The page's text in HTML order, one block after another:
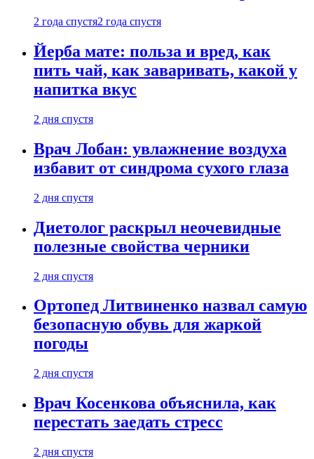
2 года спустя2 года спустя
Йерба мате: польза и вред, как
пить чай, как заваривать, какой у
напитка вкус
2 дня спустя
Врач Лобан: увлажнение воздуха
избавит от синдрома сухого глаза
2 дня спустя
Диетолог раскрыл неочевидные
полезные свойства черники
2 дня спустя
Ортопед Литвиненко назвал самую
безопасную обувь для жаркой
погоды
2 дня спустя
Врач Косенкова объяснила, как
перестать заедать стресс
2 дня спустя